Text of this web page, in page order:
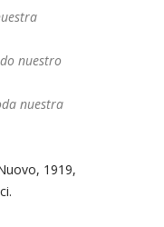
nuestro
nuestra
1919,